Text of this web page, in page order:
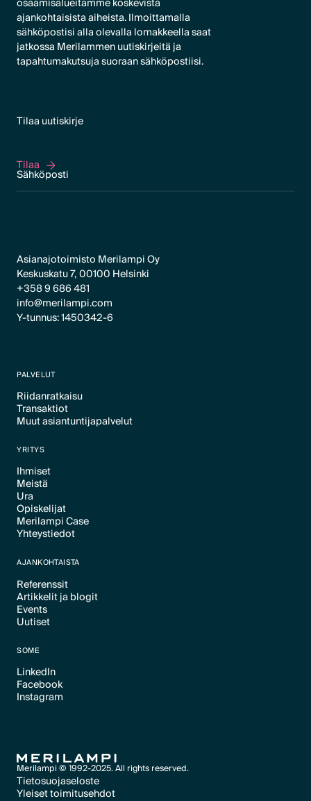
ajankohtaisista aiheista. Ilmoittamalla
sähköpostisi alla olevalla lomakkeella saat
jatkossa Merilammen uutiskirjeitä ja
tapahtumakutsuja suoraan sähköpostiisi.
Tilaa uutiskirje
Tilaa
Tilaa
Asianajotoimisto Merilampi Oy
Keskuskatu 7, 00100 Helsinki
+358 9 686 481
info@merilampi.com
Y-tunnus: 1450342-6
PALVELUT
Riidanratkaisu
Text Link
Transaktiot
Text Link
Muut asiantuntijapalvelut
YRITYS
Ihmiset
Text Link
Meistä
Text Link
Ura
Text Link
Opiskelijat
Text Link
Merilampi Case
Text Link
Yhteystiedot
AJANKOHTAISTA
Referenssit
Text Link
Artikkelit ja blogit
Text Link
Events
Text Link
Uutiset
SOME
LinkedIn
Text Link
Facebook
Text Link
Instagram
Merilampi © 1992-2025. All rights reserved.
Tietosuojaseloste
Text Link
Yleiset toimitusehdot